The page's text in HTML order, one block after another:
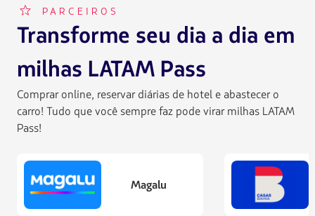
FFP002 PARCEIROS
Transforme seu dia a dia em
milhas LATAM Pass
Comprar online, reservar diárias de hotel e abastecer o
carro! Tudo que você sempre faz pode virar milhas LATAM
Pass!
Magalu